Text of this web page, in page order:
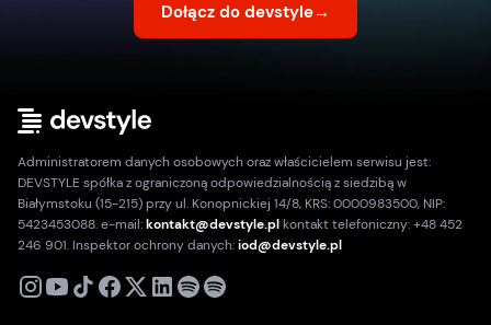
Dołącz do devstyle→
Administratorem danych osobowych oraz właścicielem serwisu jest:
DEVSTYLE spółka z ograniczoną odpowiedzialnością z siedzibą w
Białymstoku (15-215) przy ul. Konopnickiej 14/8, KRS: 0000983500, NIP:
5423453088. e-mail:kontakt@devstyle.plkontakt telefoniczny: +48 452
246 901. Inspektor ochrony danych:iod@devstyle.pl
X